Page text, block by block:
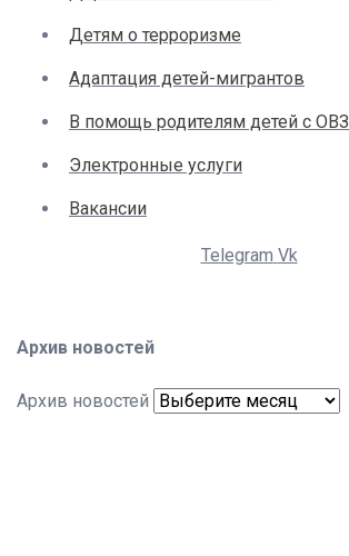
Детям о терроризме
Адаптация детей-мигрантов
В помощь родителям детей с ОВЗ
Электронные услуги
Вакансии
Telegram Vk
Архив новостей
Архив новостей